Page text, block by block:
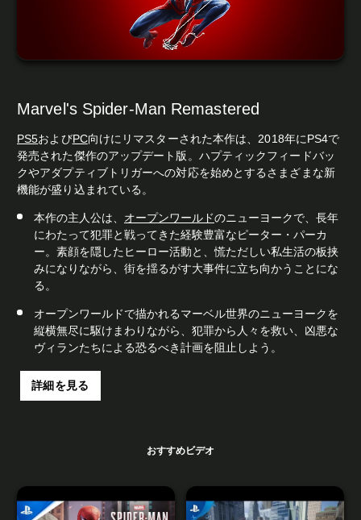
Marvel's Spider-Man Remastered
PS5およびPC向けにリマスターされた本作は、2018年にPS4で
発売された傑作のアップデート版。ハプティックフィードバッ
クやアダプティブトリガーへの対応を始めとするさまざまな新
機能が盛り込まれている。
本作の主人公は、 オープンワールドのニューヨークで、長年
にわたって犯罪と戦ってきた経験豊富なピーター・パーカ
ー。素顔を隠したヒーロー活動と、慌ただしい私生活の板挟
みになりながら、街を揺るがす大事件に立ち向かうことにな
る。
オープンワールドで描かれるマーベル世界のニューヨークを
縦横無尽に駆けまわりながら、犯罪から人々を救い、凶悪な
ヴィランたちによる恐るべき計画を阻止しよう。
詳細を見る
おすすめビデオ